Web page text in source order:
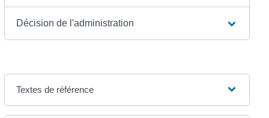
Décision de l'administration
Textes de référence